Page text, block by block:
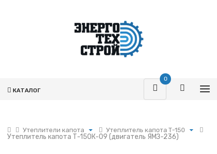
0
КАТАЛОГ
Утеплители капота
Утеплитель капота Т-150
Утеплитель капота Т-150К-09 (двигатель ЯМЗ-236)